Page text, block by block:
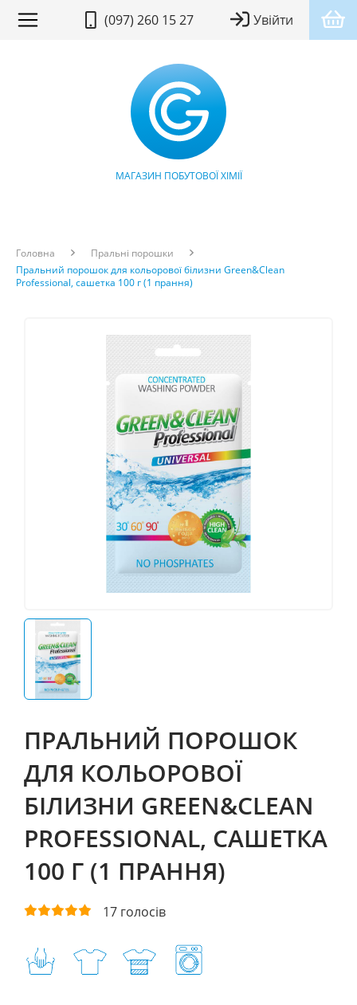
(097) 260 15 27 Увійти
МАГАЗИН ПОБУТОВОЇ ХІМІЇ
Головна
Пральні порошки
Пральний порошок для кольорової білизни Green&Clean
Professional, сашетка 100 г (1 прання)
ПРАЛЬНИЙ ПОРОШОК
ДЛЯ КОЛЬОРОВОЇ
БІЛИЗНИ GREEN&CLEAN
PROFESSIONAL, САШЕТКА
100 Г (1 ПРАННЯ)
17 голосів